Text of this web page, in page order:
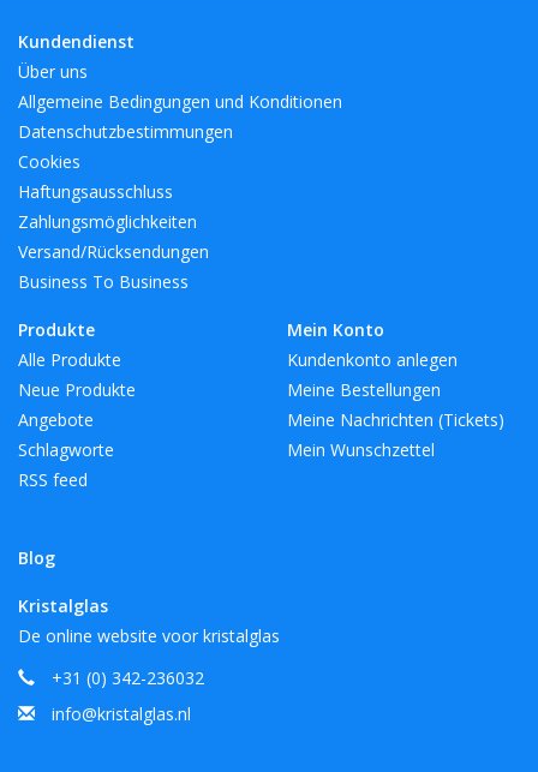
Kundendienst
Über uns
Allgemeine Bedingungen und Konditionen
Datenschutzbestimmungen
Cookies
Haftungsausschluss
Zahlungsmöglichkeiten
Versand/Rücksendungen
Business To Business
Produkte
Alle Produkte
Neue Produkte
Angebote
Schlagworte
RSS feed
Blog
Mein Konto
Kundenkonto anlegen
Meine Bestellungen
Meine Nachrichten (Tickets)
Mein Wunschzettel
Kristalglas
De online website voor kristalglas
+31 (0) 342-236032
info@kristalglas.nl